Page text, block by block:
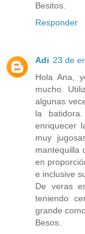
Besitos.
Responder
Adi 23 de
Hola Ana,
mucho.
algunas
la
enriquecer
muy
mantequilla
en
e inclusive
De veras
teniendo
grande
Besos.